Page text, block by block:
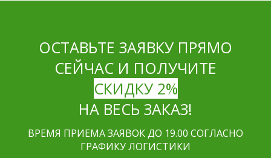
ОСТАВЬТЕ ЗАЯВКУ ПРЯМО
СЕЙЧАС И ПОЛУЧИТЕ
СКИДКУ 2%
НА ВЕСЬ ЗАКАЗ!
ВРЕМЯ ПРИЕМА ЗАЯВОК ДО 19.00 СОГЛАСНО
ГРАФИКУ ЛОГИСТИКИ